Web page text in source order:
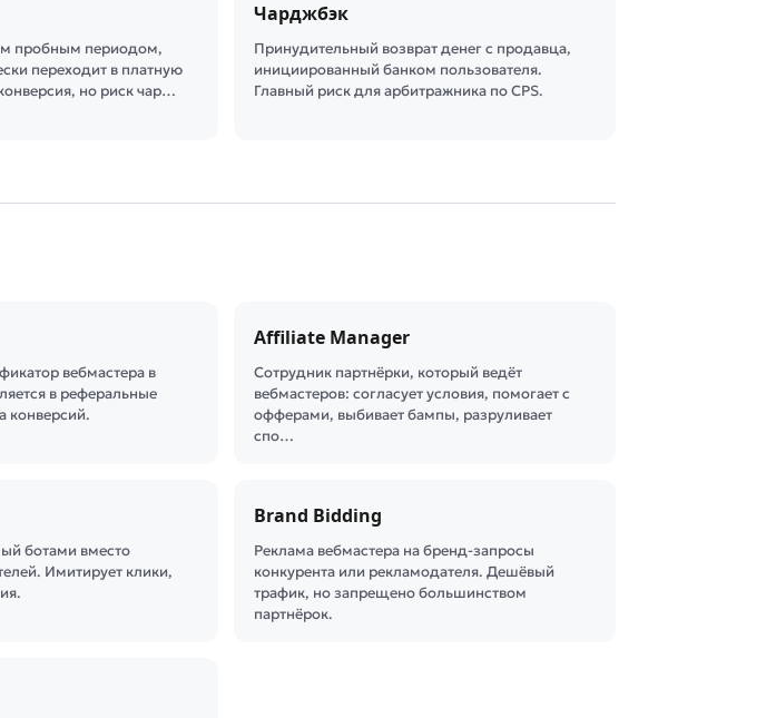
пробным периодом,
переходит в платную
но риск чар…
Чарджбэк
Принудительный возврат денег с продавца,
инициированный банком пользователя.
Главный риск для арбитражника по CPS.
вебмастера в
в реферальные
конверсий.
Affiliate Manager
Сотрудник партнёрки, который ведёт
вебмастеров: согласует условия, помогает с
офферами, выбивает бампы, разруливает
спо…
ботами вместо
Имитирует клики,
Brand Bidding
Реклама вебмастера на бренд-запросы
конкурента или рекламодателя. Дешёвый
трафик, но запрещено большинством
партнёрок.